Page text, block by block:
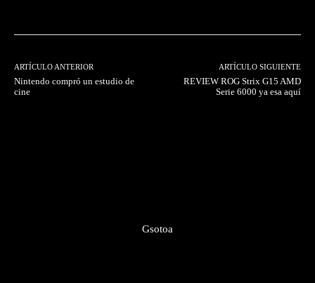
ARTÍCULO ANTERIOR
Nintendo compró un estudio de
cine
ARTÍCULO SIGUIENTE
REVIEW ROG Strix G15 AMD
Serie 6000 ya esa aquí
Gsotoa